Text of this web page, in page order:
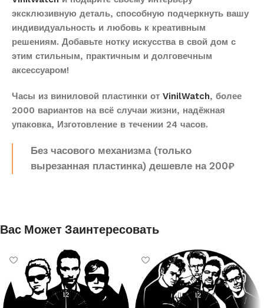
эксклюзивную деталь, способную подчеркнуть вашу
индивидуальность и любовь к креативным
решениям. Добавьте нотку искусства в свой дом с
этим стильным, практичным и долговечным
аксессуаром!
Часы из виниловой пластинки от VinilWatch, более
2000 вариантов на всё случаи жизни, надёжная
упаковка, Изготовление в течении 24 часов.
Без часового механизма (только
вырезанная пластинка) дешевле на 200₽
Вас Может Заинтересовать